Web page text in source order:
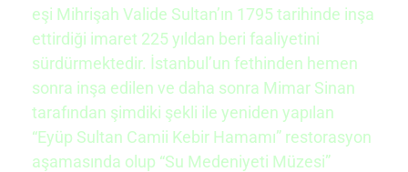
eşi Mihrişah Valide Sultan’ın 1795 tarihinde inşa
ettirdiği imaret 225 yıldan beri faaliyetini
sürdürmektedir. İstanbul’un fethinden hemen
sonra inşa edilen ve daha sonra Mimar Sinan
tarafından şimdiki şekli ile yeniden yapılan
“Eyüp Sultan Camii Kebir Hamamı” restorasyon
aşamasında olup “Su Medeniyeti Müzesi”